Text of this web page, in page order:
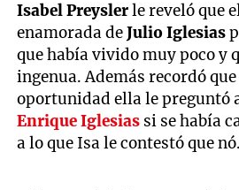
Isabel Preyslerle reveló que
enamorada deJulio Iglesias
que había vivido muy poco y
ingenua. Además recordó que
oportunidad ella le preguntó
Enrique Iglesias si se había
a lo que Isa le contestó que nó.